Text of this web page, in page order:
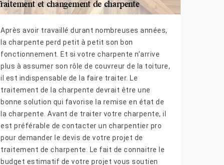
Après avoir travaillé durant nombreuses années,
la charpente perd petit à petit son bon
fonctionnement. Et si votre charpente n’arrive
plus à assumer son rôle de couvreur de la toiture,
il est indispensable de la faire traiter. Le
traitement de la charpente devrait être une
bonne solution qui favorise la remise en état de
la charpente. Avant de traiter votre charpente, il
est préférable de contacter un charpentier pro
pour demander le devis de votre projet de
traitement de charpente. Le fait de connaitre le
budget estimatif de votre projet vous soutien